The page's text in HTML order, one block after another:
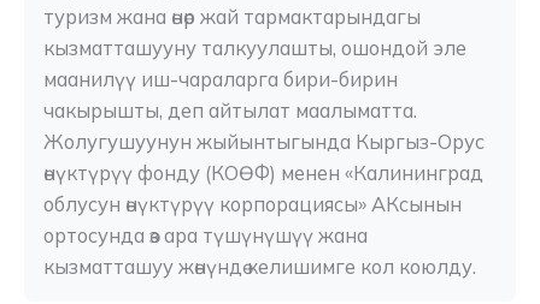
туризм жана өнөр жай тармактарындагы
кызматташууну талкуулашты, ошондой эле
маанилүү иш-чараларга бири-бирин
чакырышты, деп айтылат маалыматта.
Жолугушуунун жыйынтыгында Кыргыз-Орус
өнүктүрүү фонду (КОӨФ) менен «Калининград
облусун өнүктүрүү корпорациясы» АКсынын
ортосунда өз ара түшүнүшүү жана
кызматташуу жөнүндө келишимге кол коюлду.